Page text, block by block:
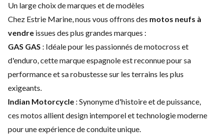
Un large choix de marques et de modèles
Chez Estrie Marine, nous vous offrons des motos neufs à
vendre issues des plus grandes marques :
GAS GAS : Idéale pour les passionnés de motocross et
d'enduro, cette marque espagnole est reconnue pour sa
performance et sa robustesse sur les terrains les plus
exigeants.
Indian Motorcycle : Synonyme d'histoire et de puissance,
ces motos allient design intemporel et technologie moderne
pour une expérience de conduite unique.